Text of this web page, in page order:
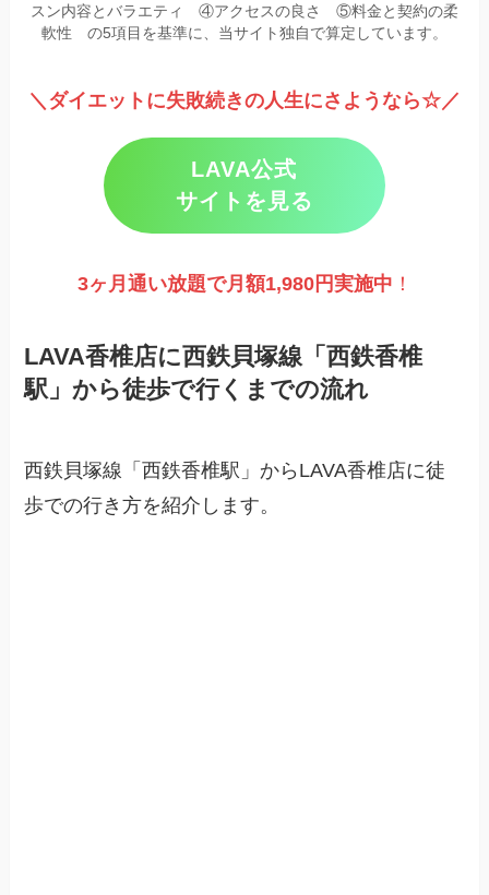
スン内容とバラエティ ④アクセスの良さ ⑤料金と契約の柔
軟性 の5項目を基準に、当サイト独自で算定しています。
＼ダイエットに失敗続きの人生にさようなら☆／
LAVA公式
サイトを見る
3ヶ月通い放題で月額1,980円実施中 ！
LAVA香椎店に西鉄貝塚線「西鉄香椎
駅」から徒歩で行くまでの流れ
西鉄貝塚線「西鉄香椎駅」からLAVA香椎店に徒
歩での行き方を紹介します。